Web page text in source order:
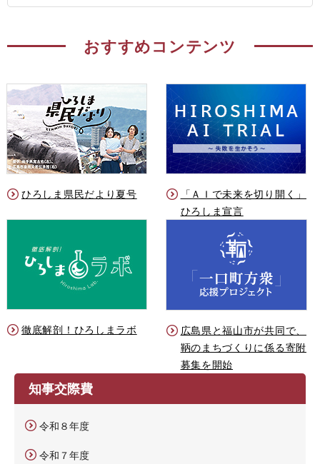
おすすめコンテンツ
ひろしま県民だより夏号
「ＡＩで未来を切り開く」
ひろしま宣言
徹底解剖！ひろしまラボ
広島県と福山市が共同で、
鞆のまちづくりに係る寄附
募集を開始
知事交際費
令和８年度
令和７年度